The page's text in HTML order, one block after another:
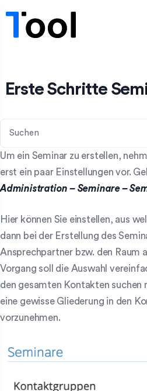
Erste Schritte
Um ein Seminar zu erstellen,
erst ein paar Einstellungen vor.
Administration – Seminare –
Hier können Sie einstellen, aus
dann bei der Erstellung des
Ansprechpartner bzw. den Raum
Vorgang soll die Auswahl
den gesamten Kontakten suchen
eine gewisse Gliederung in den
vorzunehmen.